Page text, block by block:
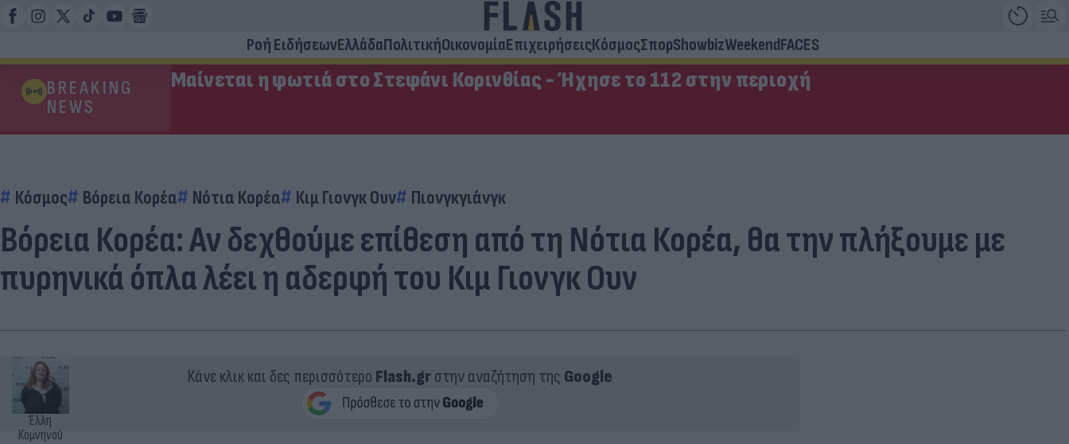
Ροή ΕιδήσεωνΕλλάδαΠολιτικήΟικονομίαΕπιχειρήσειςΚόσμοςΣπορShowbizWeekendFACES
BREAKING
NEWS
Μαίνεται η φωτιά στο Στεφάνι Κορινθίας - Ήχησε το 112 στην περιοχή
Κόσμος Βόρεια Κορέα Νότια Κορέα Κιμ Γιονγκ Ουν Πιονγκγιάνγκ
Βόρεια Κορέα: Αν δεχθούμε επίθεση από τη Νότια Κορέα, θα την πλήξουμε με
πυρηνικά όπλα λέει η αδερφή του Κιμ Γιονγκ Ουν
Έλλη
Κομνηνού
Κάνε κλικ και δες περισσότερο Flash.grστην αναζήτηση της Google